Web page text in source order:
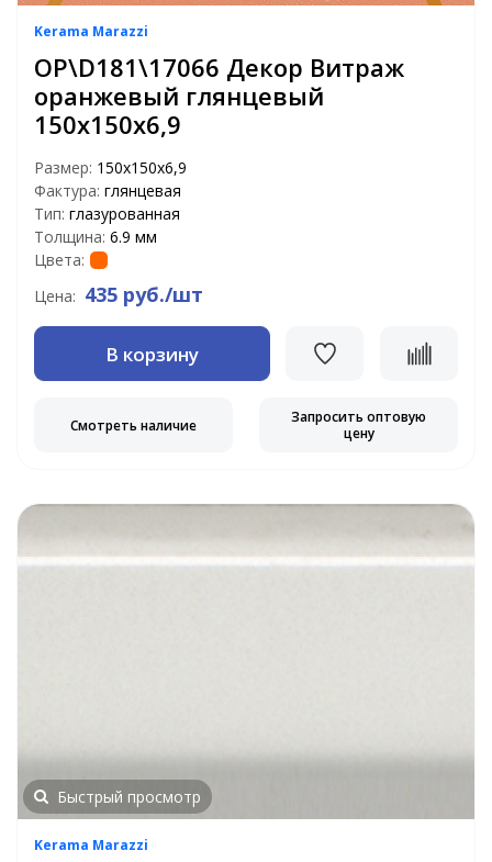
Kerama Marazzi
OP\D181\17066 Декор Витраж
оранжевый глянцевый
150х150х6,9
Размер: 150х150х6,9
Фактура: глянцевая
Тип: глазурованная
Толщина: 6.9 мм
Цвета:
Цена: 435 руб./шт
В корзину
Смотреть наличие
Запросить оптовую
цену
Быстрый просмотр
Kerama Marazzi